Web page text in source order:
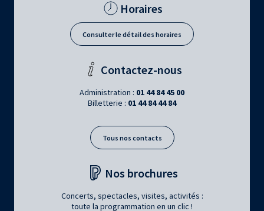
Horaires
Consulter le détail des horaires
Contactez-nous
Administration : 01 44 84 45 00
Billetterie : 01 44 84 44 84
Tous nos contacts
Nos brochures
Concerts, spectacles, visites, activités :
toute la programmation en un clic !